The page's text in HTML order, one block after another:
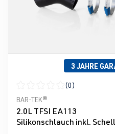
5 Sternen
3 JAHRE
Durchschnittliche
(0)
BAR-TEK®
2.0L TFSI EA113
Silikonschlauch inkl.